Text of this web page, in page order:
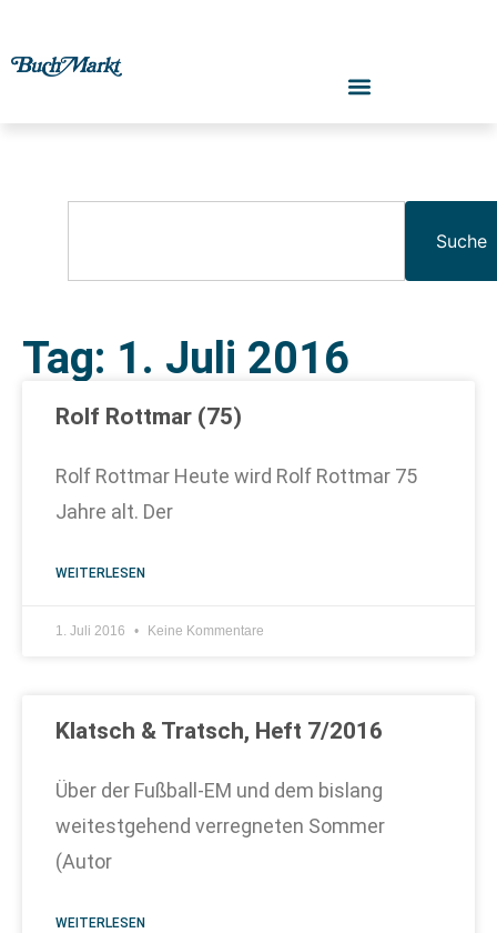
Suche
Tag: 1. Juli 2016
Rolf Rottmar (75)
Rolf Rottmar Heute wird Rolf Rottmar 75
Jahre alt. Der
WEITERLESEN
1. Juli 2016 Keine Kommentare
Klatsch & Tratsch, Heft 7/2016
Über der Fußball-EM und dem bislang
weitestgehend verregneten Sommer
(Autor
WEITERLESEN